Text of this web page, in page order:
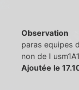
Observation
paras equipes
non de l usm1A1
Ajoutée le